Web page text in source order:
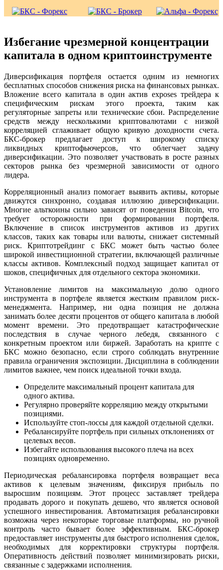
Избегание чрезмерной концентрации
капитала в одном криптоинструменте
Диверсификация портфеля остается одним из немногих
бесплатных способов снижения риска на финансовых рынках.
Вложение всего капитала в один актив exposes трейдера к
специфическим рискам этого проекта, таким как
регуляторные запреты или технические сбои. Распределение
средств между несколькими криптовалютами с низкой
корреляцией сглаживает общую кривую доходности счета.
БКС-брокер предлагает доступ к широкому списку
ликвидных криптофьючерсов, что облегчает задачу
диверсификации. Это позволяет участвовать в росте разных
секторов рынка без чрезмерной зависимости от одного
лидера.
Корреляционный анализ помогает выявить активы, которые
движутся синхронно, создавая иллюзию диверсификации.
Многие альткоины сильно зависят от поведения Bitcoin, что
требует осторожности при формировании портфеля.
Включение в список инструментов активов из других
классов, таких как товары или валюты, снижает системный
риск. Криптотрейдинг с БКС может быть частью более
широкой инвестиционной стратегии, включающей различные
классы активов. Комплексный подход защищает капитал от
шоков, специфичных для отдельного сектора экономики.
Установление лимитов на максимальную долю одного
инструмента в портфеле является жестким правилом риск-
менеджмента. Например, ни одна позиция не должна
занимать более десяти процентов от общего капитала в любой
момент времени. Это предотвращает катастрофические
последствия в случае черного лебедя, связанного с
конкретным проектом или биржей. Заработать на крипте с
БКС можно безопасно, если строго соблюдать внутренние
правила ограничения экспозиции. Дисциплина в соблюдении
лимитов важнее, чем поиск идеальной точки входа.
Определите максимальный процент капитала для
одного актива.
Регулярно проверяйте корреляцию между открытыми
позициями.
Используйте стоп-лоссы для каждой отдельной сделки.
Ребалансируйте портфель при сильных отклонениях от
целевых весов.
Избегайте использования высокого плеча на всех
позициях одновременно.
Периодическая ребалансировка портфеля возвращает веса
активов к целевым значениям, фиксируя прибыль по
выросшим позициям. Этот процесс заставляет трейдера
продавать дорого и покупать дешево, что является основой
успешного инвестирования. Автоматизация ребалансировки
возможна через некоторые торговые платформы, но ручной
контроль часто бывает более эффективным. БКС-брокер
предоставляет инструменты для быстрого исполнения сделок,
необходимых для корректировки структуры портфеля.
Оперативность действий позволяет минимизировать риски,
связанные с задержками исполнения.